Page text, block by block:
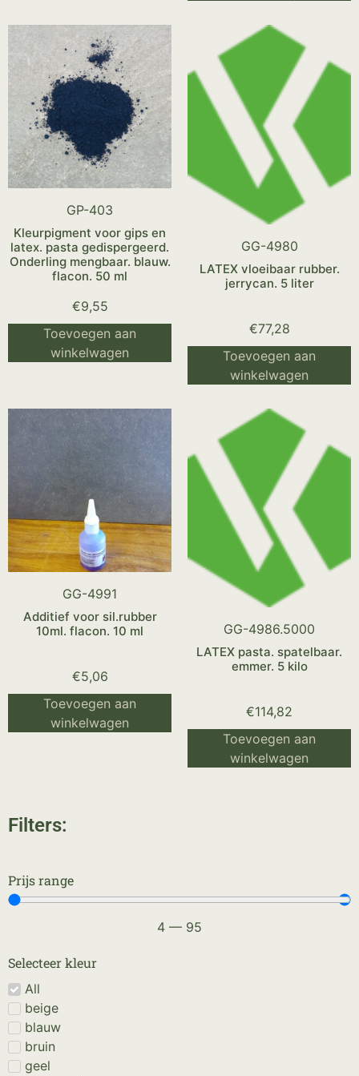
Filters:
Prijs range
4 — 95
Selecteer kleur
All
beige
blauw
bruin
geel
GP-403
Kleurpigment voor gips en
latex. pasta gedispergeerd.
Onderling mengbaar. blauw.
flacon. 50 ml
€9,55
Toevoegen aan
winkelwagen
GG-4980
LATEX vloeibaar rubber.
jerrycan. 5 liter
€77,28
Toevoegen aan
winkelwagen
GG-4991
Additief voor sil.rubber
10ml. flacon. 10 ml
€5,06
Toevoegen aan
winkelwagen
GG-4986.5000
LATEX pasta. spatelbaar.
emmer. 5 kilo
€114,82
Toevoegen aan
winkelwagen